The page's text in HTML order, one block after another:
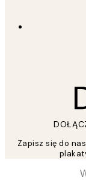
Zapisz się do